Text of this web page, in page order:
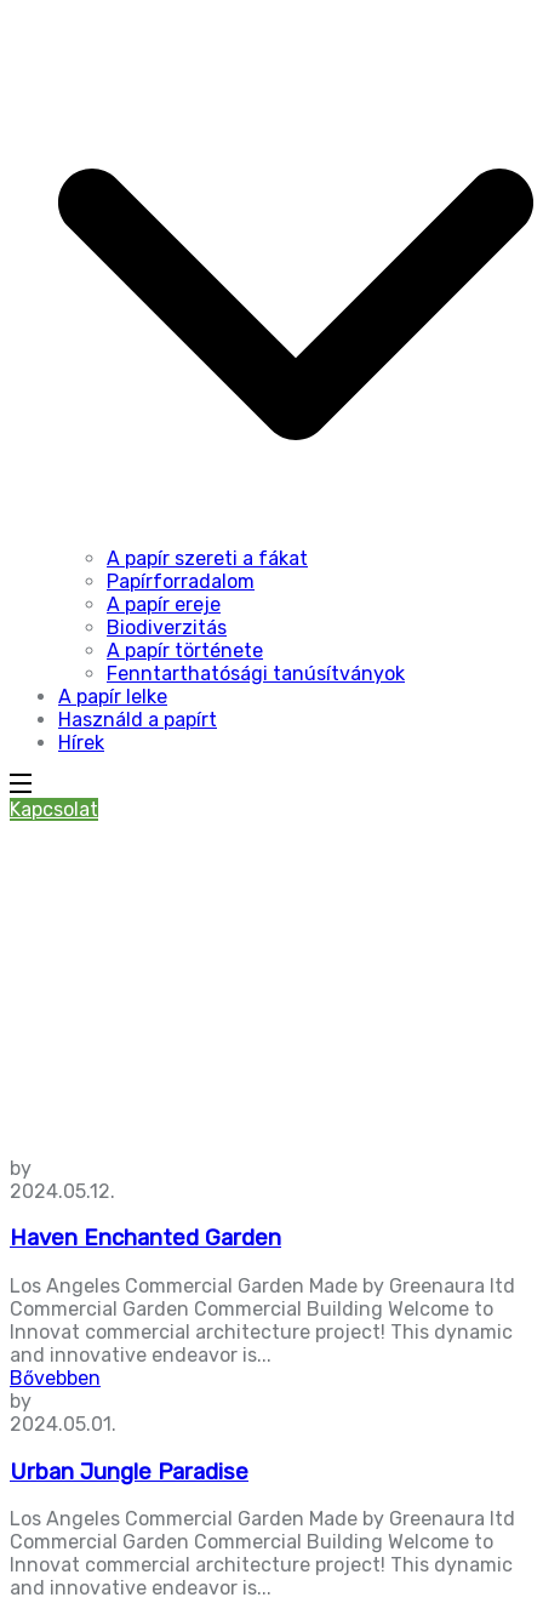
A papír szereti a fákat
Papírforradalom
A papír ereje
Biodiverzitás
A papír története
Fenntarthatósági tanúsítványok
A papír lelke
Használd a papírt
Hírek
Kapcsolat
by
2024.05.12.
Haven Enchanted Garden
Los Angeles Commercial Garden Made by Greenaura ltd
Commercial Garden Commercial Building Welcome to
Innovat commercial architecture project! This dynamic
and innovative endeavor is...
Bővebben
by
2024.05.01.
Urban Jungle Paradise
Los Angeles Commercial Garden Made by Greenaura ltd
Commercial Garden Commercial Building Welcome to
Innovat commercial architecture project! This dynamic
and innovative endeavor is...